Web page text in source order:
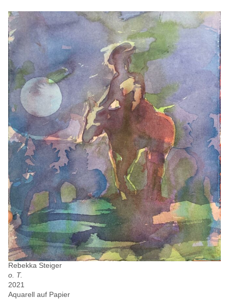
Rebekka Steiger
o. T.
2021
Aquarell auf Papier